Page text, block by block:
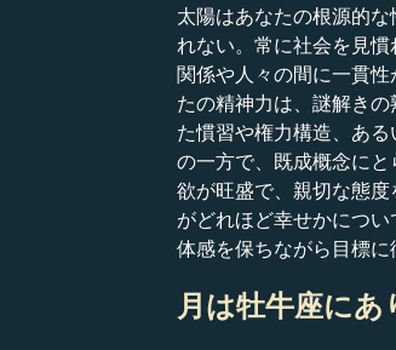
太陽はあなたの根源的
れない。常に社会を見
関係や人々の間に一貫
たの精神力は、謎解き
た慣習や権力構造、あ
の一方で、既成概念に
欲が旺盛で、親切な態
がどれほど幸せかにつ
体感を保ちながら目標に
月は牡牛座にあ